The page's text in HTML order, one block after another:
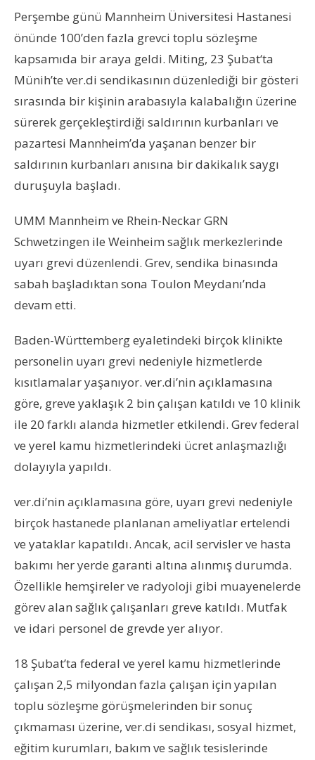
Perşembe günü Mannheim Üniversitesi Hastanesi
önünde 100’den fazla grevci toplu sözleşme
kapsamıda bir araya geldi. Miting, 23 Şubat‘ta
Münih’te ver.di sendikasının düzenlediği bir gösteri
sırasında bir kişinin arabasıyla kalabalığın üzerine
sürerek gerçekleştirdiği saldırının kurbanları ve
pazartesi Mannheim’da yaşanan benzer bir
saldırının kurbanları anısına bir dakikalık saygı
duruşuyla başladı.
UMM Mannheim ve Rhein-Neckar GRN
Schwetzingen ile Weinheim sağlık merkezlerinde
uyarı grevi düzenlendi. Grev, sendika binasında
sabah başladıktan sona Toulon Meydanı’nda
devam etti.
Baden-Württemberg eyaletindeki birçok klinikte
personelin uyarı grevi nedeniyle hizmetlerde
kısıtlamalar yaşanıyor. ver.di’nin açıklamasına
göre, greve yaklaşık 2 bin çalışan katıldı ve 10 klinik
ile 20 farklı alanda hizmetler etkilendi. Grev federal
ve yerel kamu hizmetlerindeki ücret anlaşmazlığı
dolayıyla yapıldı.
ver.di’nin açıklamasına göre, uyarı grevi nedeniyle
birçok hastanede planlanan ameliyatlar ertelendi
ve yataklar kapatıldı. Ancak, acil servisler ve hasta
bakımı her yerde garanti altına alınmış durumda.
Özellikle hemşireler ve radyoloji gibi muayenelerde
görev alan sağlık çalışanları greve katıldı. Mutfak
ve idari personel de grevde yer alıyor.
18 Şubat’ta federal ve yerel kamu hizmetlerinde
çalışan 2,5 milyondan fazla çalışan için yapılan
toplu sözleşme görüşmelerinden bir sonuç
çıkmaması üzerine, ver.di sendikası, sosyal hizmet,
eğitim kurumları, bakım ve sağlık tesislerinde